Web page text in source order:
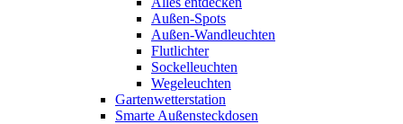
Außen-Spots
Außen-Wandleuchten
Flutlichter
Sockelleuchten
Wegeleuchten
Gartenwetterstation
Smarte Außensteckdosen